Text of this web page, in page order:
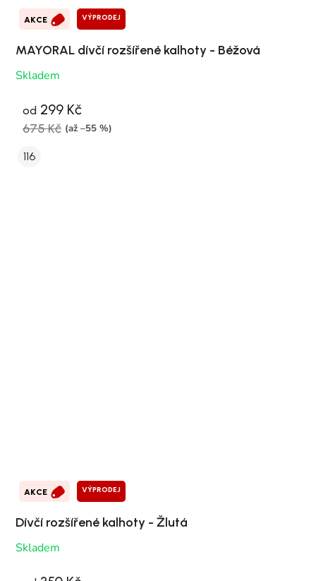
AKCE VÝPRODEJ
MAYORAL dívčí rozšířené kalhoty - Béžová
Skladem
od 299 Kč
675 Kč (až –55 %)
116
AKCE VÝPRODEJ
Dívčí rozšířené kalhoty - Žlutá
Skladem